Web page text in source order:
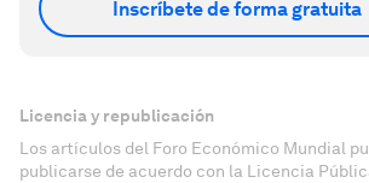
Inscríbete de forma gratuita
Licencia y republicación
Los artículos del Foro Económico Mundial
publicarse de acuerdo con la Licencia